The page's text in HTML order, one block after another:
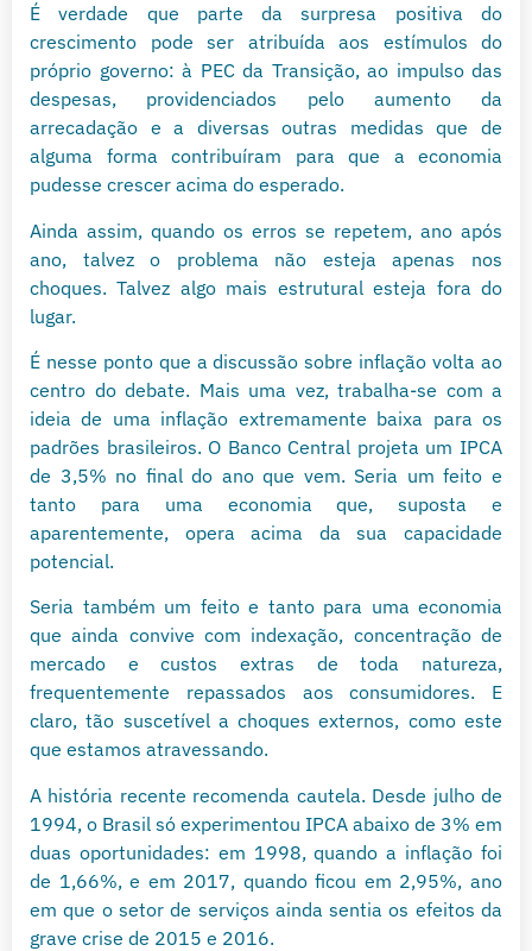
É verdade que parte da surpresa positiva do
crescimento pode ser atribuída aos estímulos do
próprio governo: à PEC da Transição, ao impulso das
despesas, providenciados pelo aumento da
arrecadação e a diversas outras medidas que de
alguma forma contribuíram para que a economia
pudesse crescer acima do esperado.
Ainda assim, quando os erros se repetem, ano após
ano, talvez o problema não esteja apenas nos
choques. Talvez algo mais estrutural esteja fora do
lugar.
É nesse ponto que a discussão sobre inflação volta ao
centro do debate. Mais uma vez, trabalha-se com a
ideia de uma inflação extremamente baixa para os
padrões brasileiros. O Banco Central projeta um IPCA
de 3,5% no final do ano que vem. Seria um feito e
tanto para uma economia que, suposta e
aparentemente, opera acima da sua capacidade
potencial.
Seria também um feito e tanto para uma economia
que ainda convive com indexação, concentração de
mercado e custos extras de toda natureza,
frequentemente repassados aos consumidores. E
claro, tão suscetível a choques externos, como este
que estamos atravessando.
A história recente recomenda cautela. Desde julho de
1994, o Brasil só experimentou IPCA abaixo de 3% em
duas oportunidades: em 1998, quando a inflação foi
de 1,66%, e em 2017, quando ficou em 2,95%, ano
em que o setor de serviços ainda sentia os efeitos da
grave crise de 2015 e 2016.